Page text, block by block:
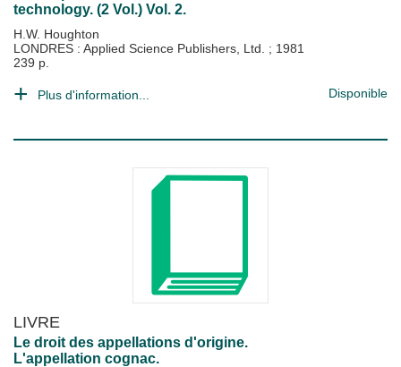
technology. (2 Vol.) Vol. 2.
H.W. Houghton
LONDRES : Applied Science Publishers, Ltd. ; 1981
239 p.
Plus d'information... Disponible
LIVRE
Le droit des appellations d'origine.
L'appellation cognac.